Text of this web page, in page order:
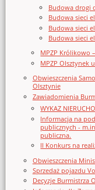
Budowa drogi
Budowa sieci
Budowa sieci
Budowa sieci
MPZP Królikowo
MPZP Olsztynek
Obwieszczenia
Olsztynie
Zawiadomienia
WYKAZ
Informacja na
publicznych -
publiczna.
II Konkurs na
Obwieszczenia
Sprzedaż pojazdu
Decyzje Burmistrza